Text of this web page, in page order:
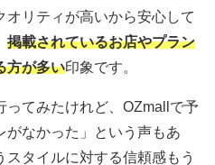
オリティが高いから安心して
掲載されているお店やプラン
方が多い印象です。
ってみたけれど、OZmallで予
がなかった」という声もあ
スタイルに対する信頼感もう